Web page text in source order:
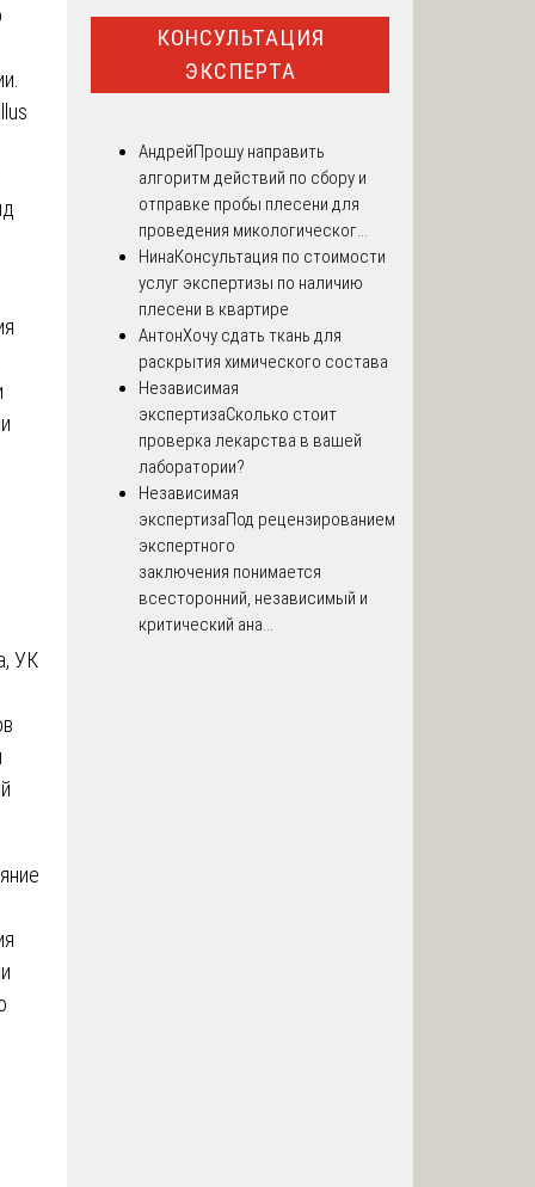
УК
КОНСУЛЬТАЦИЯ
ЭКСПЕРТА
АндрейПрошу направить
алгоритм действий по сбору и
отправке пробы плесени для
проведения микологическог...
НинаКонсультация по стоимости
услуг экспертизы по наличию
плесени в квартире
АнтонХочу сдать ткань для
раскрытия химического состава
Независимая
экспертизаСколько стоит
проверка лекарства в вашей
лаборатории?
Независимая
экспертизаПод рецензированием
экспертного
заключения понимается
всесторонний, независимый и
критический ана...